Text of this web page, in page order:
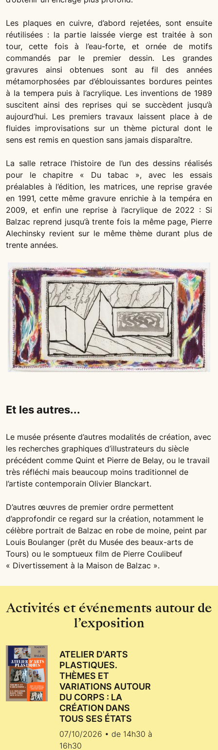
Les plaques en cuivre, d’abord rejetées, sont ensuite
réutilisées : la partie laissée vierge est traitée à son
tour, cette fois à l’eau-forte, et ornée de motifs
commandés par le premier dessin. Les grandes
gravures ainsi obtenues sont au fil des années
métamorphosées par d’éblouissantes bordures peintes
à la tempera puis à l’acrylique. Les inventions de 1989
suscitent ainsi des reprises qui se succèdent jusqu’à
aujourd’hui. Les premiers travaux laissent place à de
fluides improvisations sur un thème pictural dont le
sens est remis en question sans jamais disparaître.
La salle retrace l’histoire de l’un des dessins réalisés
pour le chapitre « Du tabac », avec les essais
préalables à l’édition, les matrices, une reprise gravée
en 1991, cette même gravure enrichie à la tempéra en
2009, et enfin une reprise à l’acrylique de 2022 : Si
Balzac reprend jusqu’à trente fois la même page, Pierre
Alechinsky revient sur le même thème durant plus de
trente années.
Et les autres...
Le musée présente d’autres modalités de création, avec
les recherches graphiques d’illustrateurs du siècle
précédent comme Quint et Pierre de Belay, ou le travail
très réfléchi mais beaucoup moins traditionnel de
l’artiste contemporain Olivier Blanckart.
D’autres œuvres de premier ordre permettent
d’approfondir ce regard sur la création, notamment le
célèbre portrait de Balzac en robe de moine, peint par
Louis Boulanger (prêt du Musée des beaux-arts de
Tours) ou le somptueux film de Pierre Coulibeuf
« Divertissement à la Maison de Balzac ».
Activités et événements autour de
l’exposition
ATELIER D'ARTS
PLASTIQUES.
THÈMES ET
VARIATIONS AUTOUR
DU CORPS : LA
CRÉATION DANS
TOUS SES ÉTATS
07/10/2026 • de 14h30 à
16h30